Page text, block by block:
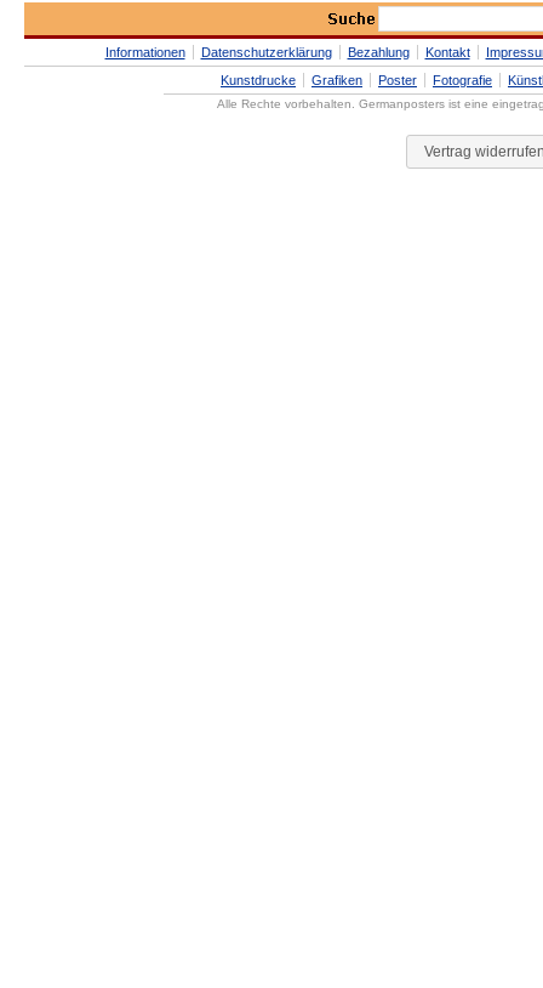
Informationen Datenschutzerklärung Bezahlung Kontakt
Kunstdrucke
Grafiken Poster Fotografie
Alle Rechte vorbehalten. Germanposters ist eine
Vertrag